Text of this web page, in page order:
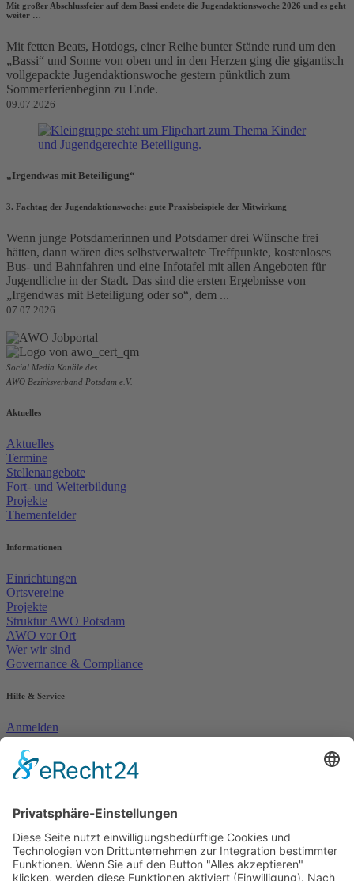
Mit großer Abschlussfeier auf dem Bassi endete die Jugendaktionswoche 2026 und es geht
weiter …
Mit fetten Beats, Hotdogs, einer Reihe bunter Stände rund um den
„Bassi“ und Sonne von oben und in den Herzen ging die gigantisch
vollgepackte Jugendaktionswoche gestern pünktlich zum
Sommerferienbeginn zu Ende.
09.07.2026
„Irgendwas mit Beteiligung“
3. Fachtag der Jugendaktionswoche: gute Praxisbeispiele der Mitwirkung
Wenn junge Potsdamerinnen und Potsdamer drei Wünsche frei
hätten, dann wären dies selbstverwaltete Treffpunkte, kostenloses
Bus- und Bahnfahren und eine Infotafel mit allen Angeboten für
Jugendliche in der Stadt. Das sind die ersten Ergebnisse von
„Irgendwas mit Beteiligung oder so“, dem ...
07.07.2026
Social Media Kanäle des
AWO Bezirksverband Potsdam e.V.
Aktuelles
Aktuelles
Termine
Stellenangebote
Fort- und Weiterbildung
Projekte
Themenfelder
Informationen
Einrichtungen
Ortsvereine
Projekte
Struktur AWO Potsdam
AWO vor Ort
Wer wir sind
Governance & Compliance
Hilfe & Service
Anmelden
Mitglied werden
Kontakt
Inhaltsverzeichnis
AWO Jobportal
AWO Ehrenamt Portal